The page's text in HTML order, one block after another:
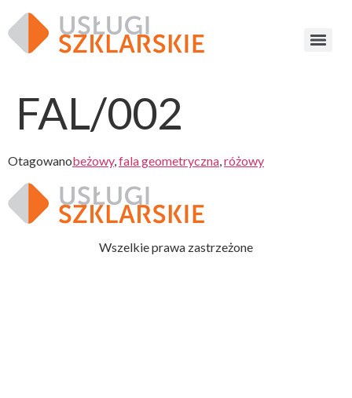
FAL/002
Otagowanobeżowy,fala geometryczna,różowy
Wszelkie prawa zastrzeżone